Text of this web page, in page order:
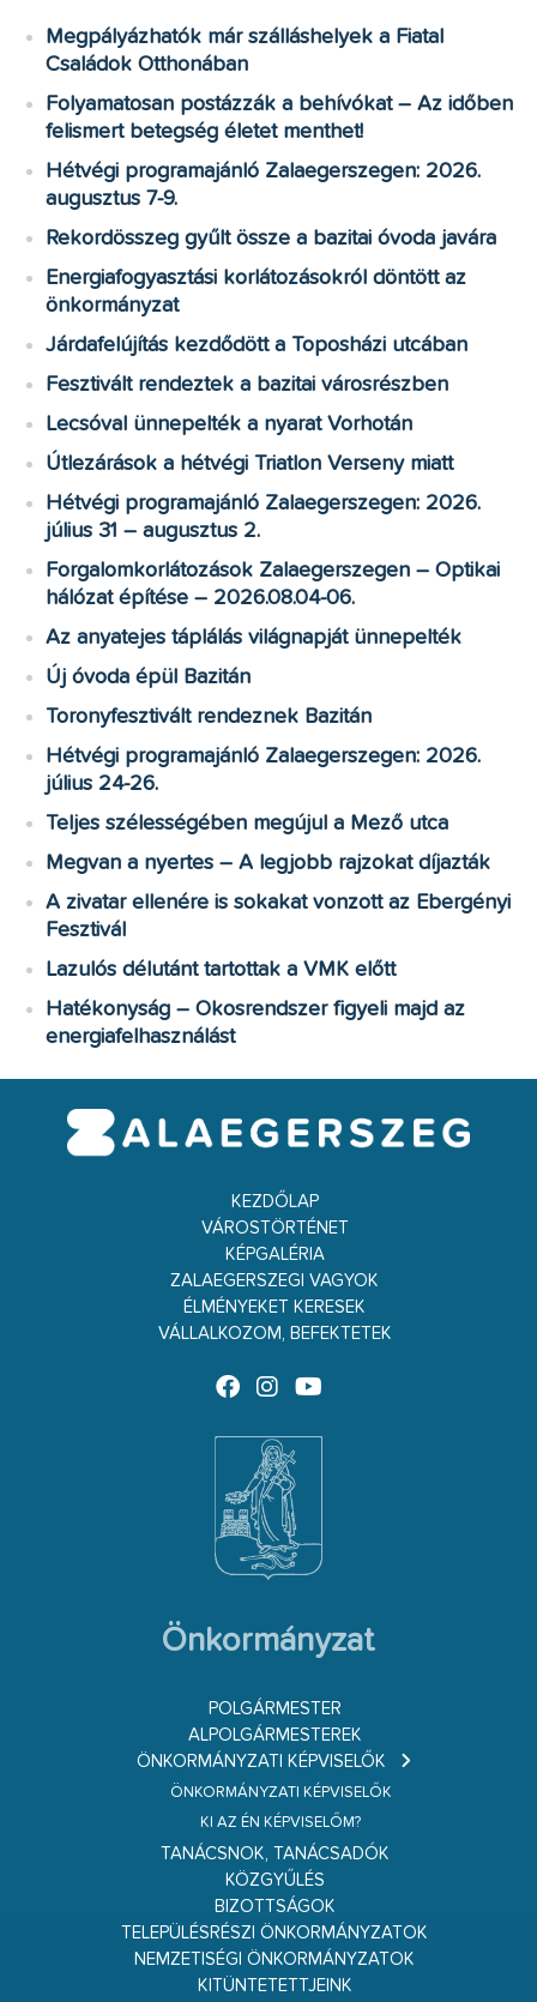
Megpályázhatók már szálláshelyek a Fiatal
Családok Otthonában
Folyamatosan postázzák a behívókat – Az időben
felismert betegség életet menthet!
Hétvégi programajánló Zalaegerszegen: 2026.
augusztus 7-9.
Rekordösszeg gyűlt össze a bazitai óvoda javára
Energiafogyasztási korlátozásokról döntött az
önkormányzat
Járdafelújítás kezdődött a Toposházi utcában
Fesztivált rendeztek a bazitai városrészben
Lecsóval ünnepelték a nyarat Vorhotán
Útlezárások a hétvégi Triatlon Verseny miatt
Hétvégi programajánló Zalaegerszegen: 2026.
július 31 – augusztus 2.
Forgalomkorlátozások Zalaegerszegen – Optikai
hálózat építése – 2026.08.04-06.
Az anyatejes táplálás világnapját ünnepelték
Új óvoda épül Bazitán
Toronyfesztivált rendeznek Bazitán
Hétvégi programajánló Zalaegerszegen: 2026.
július 24-26.
Teljes szélességében megújul a Mező utca
Megvan a nyertes – A legjobb rajzokat díjazták
A zivatar ellenére is sokakat vonzott az Ebergényi
Fesztivál
Lazulós délutánt tartottak a VMK előtt
Hatékonyság – Okosrendszer figyeli majd az
energiafelhasználást
KEZDŐLAP
VÁROSTÖRTÉNET
KÉPGALÉRIA
ZALAEGERSZEGI VAGYOK
ÉLMÉNYEKET KERESEK
VÁLLALKOZOM, BEFEKTETEK
Önkormányzat
POLGÁRMESTER
ALPOLGÁRMESTEREK
ÖNKORMÁNYZATI KÉPVISELŐK
ÖNKORMÁNYZATI KÉPVISELŐK
KI AZ ÉN KÉPVISELŐM?
TANÁCSNOK, TANÁCSADÓK
KÖZGYŰLÉS
BIZOTTSÁGOK
TELEPÜLÉSRÉSZI ÖNKORMÁNYZATOK
NEMZETISÉGI ÖNKORMÁNYZATOK
KITÜNTETETTJEINK